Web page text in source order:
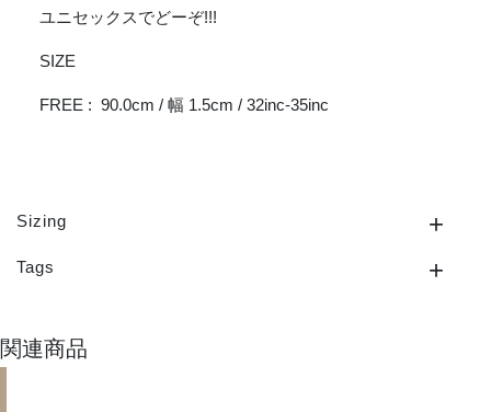
ユニセックスでどーぞ!!!
SIZE
FREE : 90.0cm / 幅 1.5cm / 32inc-35inc
Sizing
Tags
関連商品